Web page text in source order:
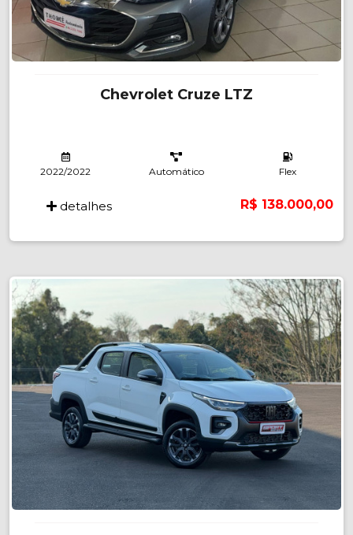
Chevrolet Cruze LTZ
2022/2022 Automático Flex
detalhes R$ 138.000,00